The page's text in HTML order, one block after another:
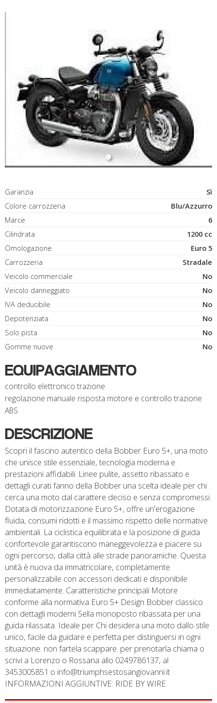
Garanzia
Sì
Colore carrozzeria
Blu/Azzurro
Marce
6
Cilindrata
1200 cc
Omologazione
Euro 5
Carrozzeria
Stradale
Veicolo commerciale
No
Veicolo danneggiato
No
IVA deducibile
No
Depotenziata
No
Solo pista
No
Gomme nuove
No
EQUIPAGGIAMENTO
controllo elettronico trazione
regolazione manuale risposta motore e controllo trazione
ABS
DESCRIZIONE
Scopri il fascino autentico della Bobber Euro 5+, una moto
che unisce stile essenziale, tecnologia moderna e
prestazioni affidabili. Linee pulite, assetto ribassato e
dettagli curati fanno della Bobber una scelta ideale per chi
cerca una moto dal carattere deciso e senza compromessi.
Dotata di motorizzazione Euro 5+, offre un'erogazione
fluida, consumi ridotti e il massimo rispetto delle normative
ambientali. La ciclistica equilibrata e la posizione di guida
confortevole garantiscono maneggevolezza e piacere su
ogni percorso, dalla città alle strade panoramiche. Questa
unità è nuova da immatricolare, completamente
personalizzabile con accessori dedicati e disponibile
immediatamente. Caratteristiche principali Motore
conforme alla normativa Euro 5+ Design Bobber classico
con dettagli moderni Sella monoposto ribassata per una
guida rilassata. Ideale per Chi desidera una moto dallo stile
unico, facile da guidare e perfetta per distinguersi in ogni
situazione. non fartela scappare. per prenotarla chiama o
scrivi a Lorenzo o Rossana allo 0249786137, al
3453005851 o info@triumphsestosangiovanni.it
INFORMAZIONI AGGIUNTIVE: RIDE BY WIRE